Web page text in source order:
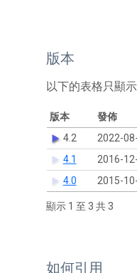
版本
以下的表格只顯
版本 發佈
4.2
2022-
4.1
2016-
4.0
2015-
顯示 1 至 3 共 3
如何引用